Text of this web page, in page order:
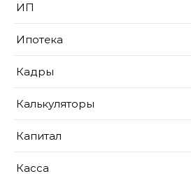
ИП
Ипотека
Кадры
Калькуляторы
Капитал
Касса